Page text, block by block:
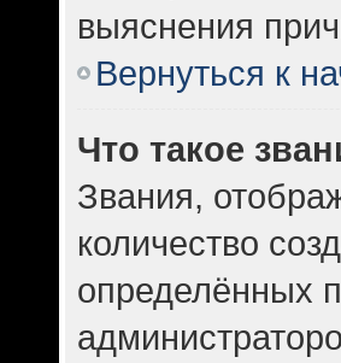
выяснения
Вернуться к
Что такое
Звания,
количество
определённых